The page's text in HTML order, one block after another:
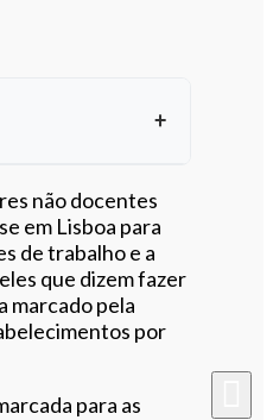
artigo
não docentes
em Lisboa para
de trabalho e a
que dizem fazer
marcado pela
por
para as